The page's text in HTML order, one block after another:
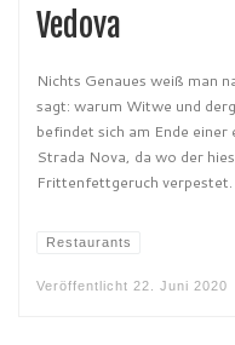
Vedova
Nichts Genaues weiß man
sagt: warum Witwe und
befindet sich am Ende einer
Strada Nova, da wo der
Frittenfettgeruch
Restaurants
Veröffentlicht 22. Juni 2020